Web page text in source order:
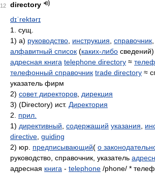
12
directory
dɪˈrektərɪ
1. сущ.
1) а) руководство инструкция справочник
алфавитный список (каких-либо сведений)
адресная книга telephone directory ≈
телефонный справочник trade directory ≈
указатель фирм
2) совет директоров дирекция
3) (Directory) ист. Директория
2. прил.
1) директивный содержащий указания
directive guiding
2) юр. предписывающий( о
руководство, справочник, указатель
адресная книга - telephone /phone/ *